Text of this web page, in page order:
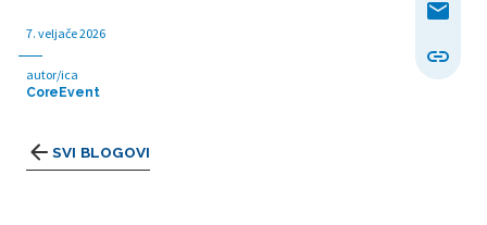
SVI BLOGOVI
7. veljače 2026
autor/ica
CoreEvent